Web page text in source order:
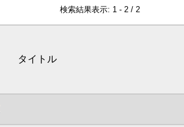
検索結果表示: 1 - 2 / 2
タイトル